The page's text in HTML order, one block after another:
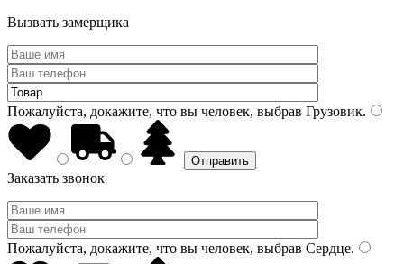
Вызвать замерщика
Пожалуйста, докажите, что вы человек, выбрав Грузовик.
Заказать звонок
Пожалуйста, докажите, что вы человек, выбрав Сердце.